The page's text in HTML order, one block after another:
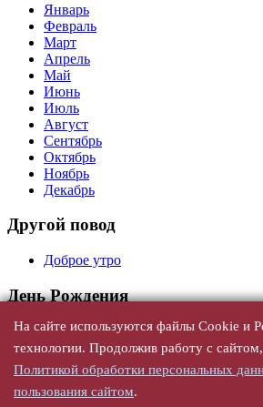
Январь
Февраль
Март
Апрель
Май
Июнь
Июль
Август
Сентябрь
Октябрь
Ноябрь
Декабрь
Другой повод
Доброе утро
День Рождения
Универсальные
С юбилеем
По годам
По именам, женщине
По именам, мужчине
На сайте используются файлы Cookie и
технологии. Продолжив работу с
Политикой обработки персональных
пользования сайтом.